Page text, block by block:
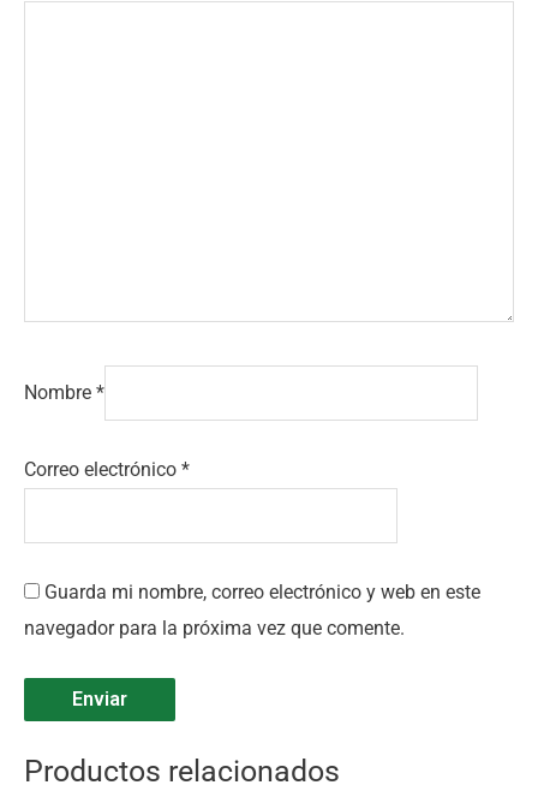
Nombre *
Correo electrónico *
Guarda mi nombre, correo electrónico y web en este
navegador para la próxima vez que comente.
Productos relacionados